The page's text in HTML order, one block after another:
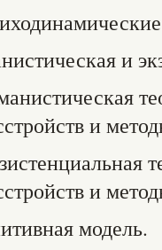
и
и
и
модель.